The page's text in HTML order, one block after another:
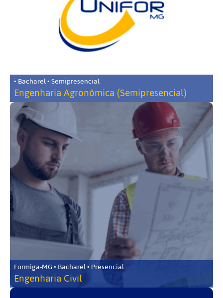
• Bacharel • Semipresencial
Engenharia Agronômica (Semipresencial)
Formiga-MG • Bacharel • Presencial
Engenharia Civil